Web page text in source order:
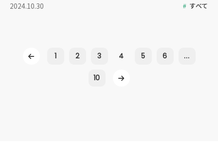
2024.10.30 すべて
1 2 3 4 5 6 ...
10